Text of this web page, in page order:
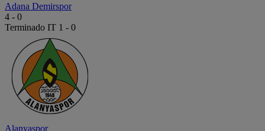
Adana Demirspor
4 - 0
Terminado IT 1 - 0
Alanyaspor